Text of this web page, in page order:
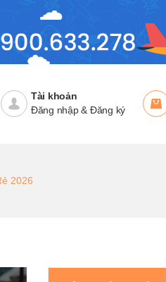
Tài khoản
Đăng nhập& Đăng ký
2026